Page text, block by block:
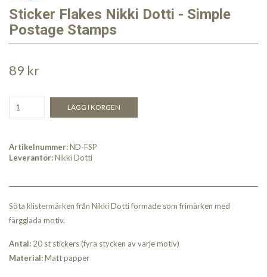
Sticker Flakes Nikki Dotti - Simple
Postage Stamps
89 kr
LÄGG I KORGEN
Artikelnummer:ND-FSP
Leverantör:Nikki Dotti
Söta klistermärken från Nikki Dotti formade som frimärken med
färgglada motiv.
Antal: 20 st stickers (fyra stycken av varje motiv)
Material:Matt papper